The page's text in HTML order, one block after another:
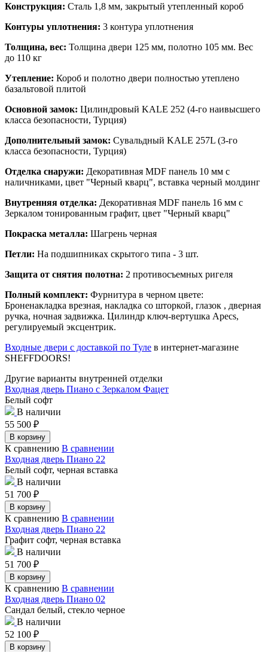
Конструкция: Сталь 1,8 мм, закрытый утепленный короб
Контуры уплотнения: 3 контура уплотнения
Толщина, вес: Толщина двери 125 мм, полотно 105 мм. Вес
до 110 кг
Утепление: Короб и полотно двери полностью утеплено
базальтовой плитой
Основной замок: Цилиндровый KALE 252 (4-го наивысшего
класса безопасности, Турция)
Дополнительный замок: Сувальдный KALE 257L (3-го
класса безопасности, Турция)
Отделка снаружи: Декоративная MDF панель 10 мм с
наличниками, цвет "Черный кварц", вставка черный молдинг
Внутренняя отделка: Декоративная MDF панель 16 мм с
Зеркалом тонированным графит, цвет "Черный кварц"
Покраска металла: Шагрень черная
Петли: На подшипниках скрытого типа - 3 шт.
Защита от снятия полотна: 2 противосъемных ригеля
Полный комплект: Фурнитура в черном цвете:
Броненакладка врезная, накладка со шторкой, глазок , дверная
ручка, ночная задвижка. Цилиндр ключ-вертушка Apecs,
регулируемый эксцентрик.
Входные двери с доставкой по Туле в интернет-магазине
SHEFFDOORS!
Другие варианты внутренней отделки
Входная дверь Пиано с Зеркалом Фацет
Белый софт
В наличии
55 500 ₽
В корзину
К сравнению В сравнении
Входная дверь Пиано 22
Белый софт, черная вставка
В наличии
51 700 ₽
В корзину
К сравнению В сравнении
Входная дверь Пиано 22
Графит софт, черная вставка
В наличии
51 700 ₽
В корзину
К сравнению В сравнении
Входная дверь Пиано 02
Сандал белый, стекло черное
В наличии
52 100 ₽
В корзину